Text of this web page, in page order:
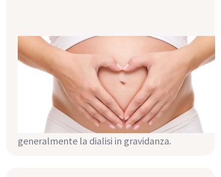
Dialisi e gravidanza
Sei dipendente dalla dialisi e hai un forte
desiderio di avere figli? Ma non sei sicura che
la dialisi e la gravidanza siano compatibili?
Questo articolo ti informa su cosa bisogna
considerare, quali difficoltà e complicazioni
possono verificarsi e come funziona
generalmente la dialisi in gravidanza.